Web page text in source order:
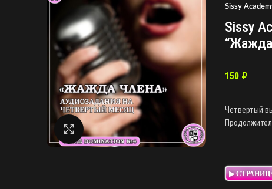
Нажмите, чтобы увеличить
Sissy
Sissy
“Жажда
150 ₽
Четвертый
▶